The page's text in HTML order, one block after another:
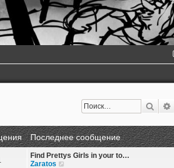
Поиск
Последнее сообщение
Find Prettys Girls in your to…
Zaratos